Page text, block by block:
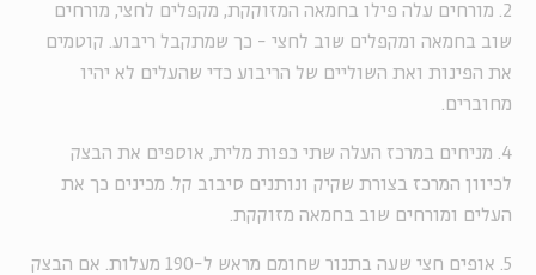
2. מורחים עלה פילו בחמאה המזוקקת, מקפלים לחצי, מורחים
שוב בחמאה ומקפלים שוב לחצי - כך שמתקבל ריבוע. קוטמים
את הפינות ואת השוליים של הריבוע כדי שהעלים לא יהיו
מחוברים.
4. מניחים במרכז העלה שתי כפות מלית, אוספים את הבצק
לכיוון המרכז בצורת שקיק ונותנים סיבוב קל. מכינים כך את
העלים ומורחים שוב בחמאה מזוקקת.
5. אופים חצי שעה בתנור שחומם מראש ל-190 מעלות. אם הבצק